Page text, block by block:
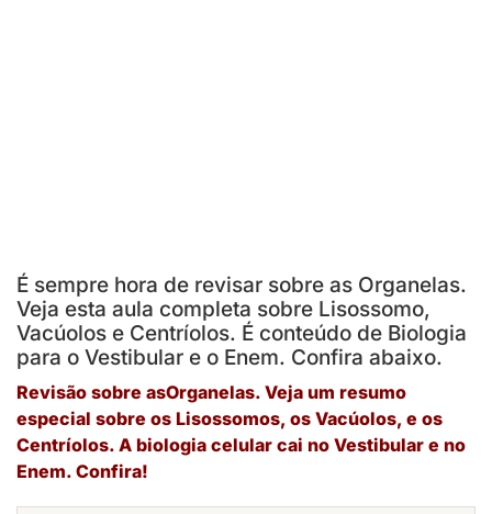
É sempre hora de revisar sobre as Organelas.
Veja esta aula completa sobre Lisossomo,
Vacúolos e Centríolos. É conteúdo de Biologia
para o Vestibular e o Enem. Confira abaixo.
Revisão sobre asOrganelas. Veja um resumo
especial sobre os Lisossomos, os Vacúolos, e os
Centríolos. A biologia celular cai no Vestibular e no
Enem. Confira!